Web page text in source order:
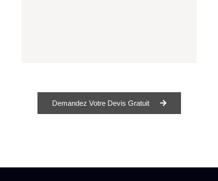
Demandez Votre Devis Gratuit